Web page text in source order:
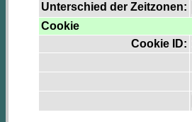
Unterschied der Zeitzonen:
Cookie
Cookie ID: